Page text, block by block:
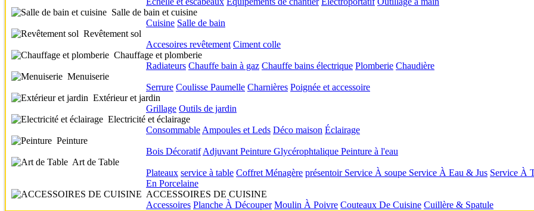
Salle de bain et cuisine
Cuisine Salle de bain
Revêtement sol
Accesoires revêtement Ciment colle
Chauffage et plomberie
Radiateurs Chauffe bain à gaz Chauffe bains électrique Plomberie Chaudière
Menuiserie
Serrure Coulisse Paumelle Charnières Poignée et accessoire
Extérieur et jardin
Grillage Outils de jardin
Electricité et éclairage
Consommable Ampoules et Leds Déco maison Éclairage
Peinture
Bois Décoratif Adjuvant Peinture Glycérophtalique Peinture à l'eau
Art de Table
Plateaux service à table Coffret Ménagère présentoir Service À soupe Service À Eau & Jus Service À
En Porcelaine
ACCESSOIRES DE CUISINE
Accessoires Planche À Découper Moulin À Poivre Couteaux De Cuisine Cuillère & Spatule